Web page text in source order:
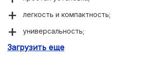
легкость и компактность;
универсальность;
хорошая комплектация.
Загрузить еще